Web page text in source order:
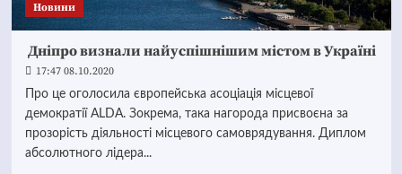
Новини
Дніпро визнали найуспішнішим містом в Україні
17:47 08.10.2020
Про це оголосила європейська асоціація місцевої
демократії ALDA. Зокрема, така нагорода присвоєна за
прозорість діяльності місцевого самоврядування. Диплом
абсолютного лідера...